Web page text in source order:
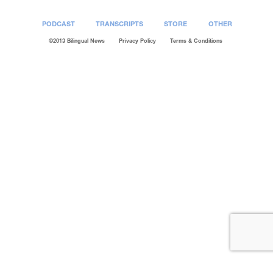
PODCAST TRANSCRIPTS STORE OTHER
©2013 Bilingual News Privacy Policy Terms & Conditions